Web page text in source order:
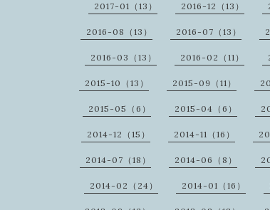
2017-01（13） 2016-12（13）
2016-08（13） 2016-07（13）
2016-03（13） 2016-02（11）
2015-10（13） 2015-09（11）
2015-05（6） 2015-04（6）
2014-12（15） 2014-11（16）
2014-07（18） 2014-06（8）
2014-02（24） 2014-01（16）